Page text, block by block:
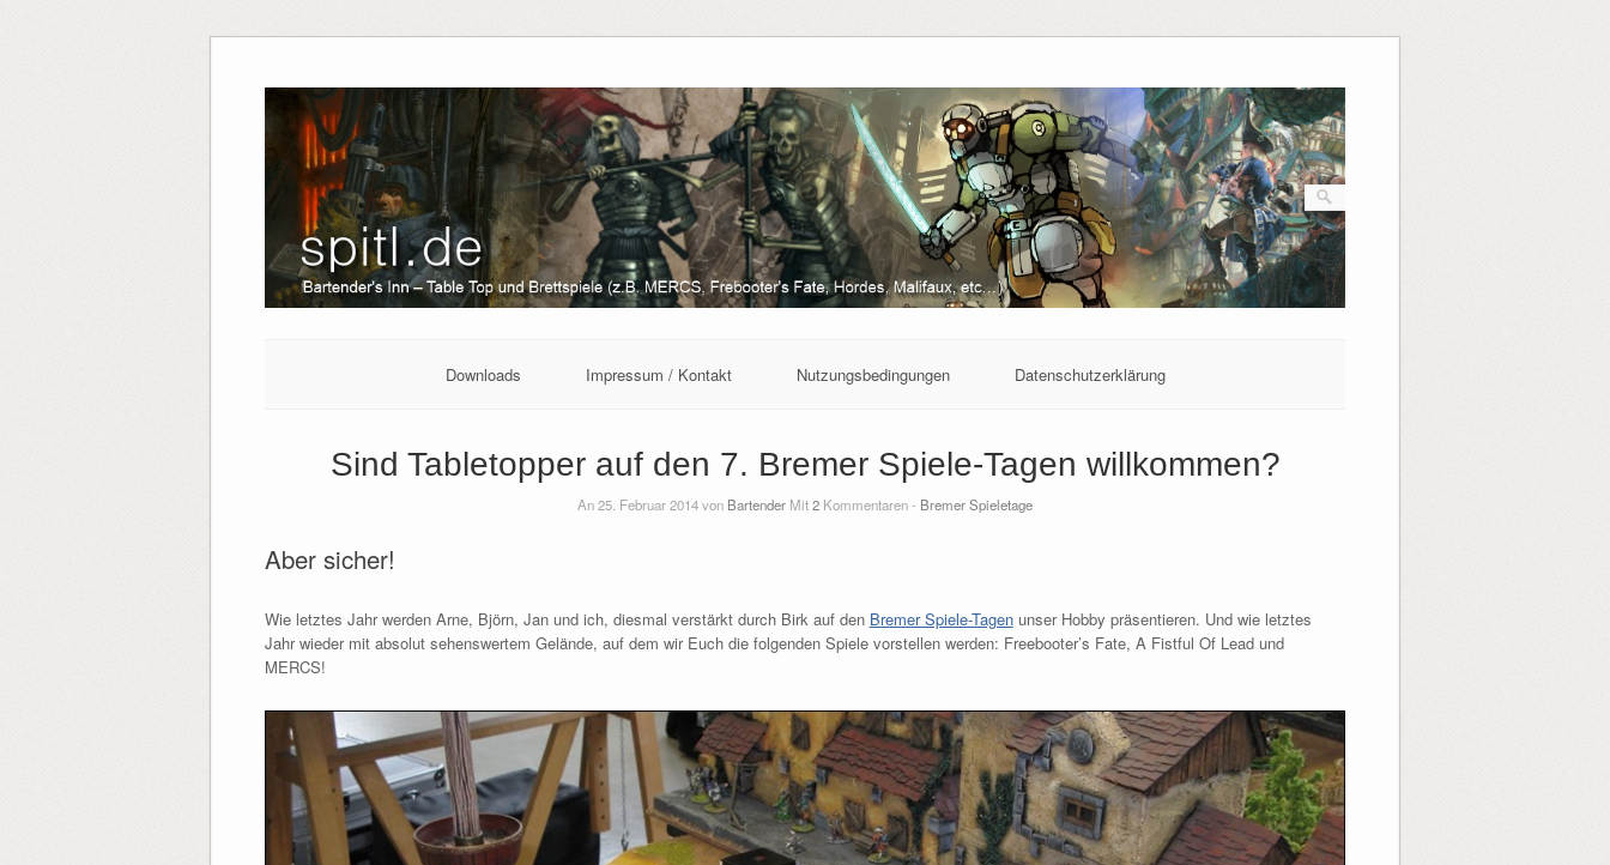
Downloads Impressum / Kontakt Nutzungsbedingungen Datenschutzerklärung
Sind Tabletopper auf den 7. Bremer Spiele-Tagen willkommen?
An 25. Februar 2014 von Bartender Mit2 Kommentaren - Bremer Spieletage
Aber sicher!
Wie letztes Jahr werden Arne, Björn, Jan und ich, diesmal verstärkt durch Birk auf den Bremer Spiele-Tagenunser Hobby präsentieren. Und wie letztes
Jahr wieder mit absolut sehenswertem Gelände, auf dem wir Euch die folgenden Spiele vorstellen werden: Freebooter’s Fate, A Fistful Of Lead und
MERCS!